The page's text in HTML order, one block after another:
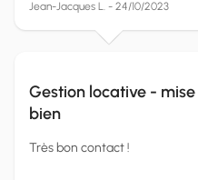
Jean-Jacques L. - 24/10/2023
Gestion locative -
bien
Très bon contact !